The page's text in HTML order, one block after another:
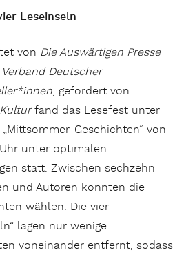
Leseinseln
von Die Auswärtigen Presse
Verband Deutscher
, gefördert von
fand das Lesefest unter
Geschichten“ von
unter optimalen
statt. Zwischen sechzehn
und Autoren konnten die
wählen. Die vier
lagen nur wenige
voneinander entfernt, sodass